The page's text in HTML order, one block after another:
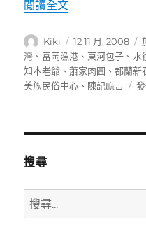
閱讀全文〈旅遊趣事-環
作
者
Kiki
發
佈
日
期:
12 11 月, 2008
灣 、 富岡漁港 、 東河包子 、 水
知本老爺 、蕭家肉圓 、都蘭新
美族民俗中心 、 陳記麻吉
在
一
第
搜尋
搜
尋